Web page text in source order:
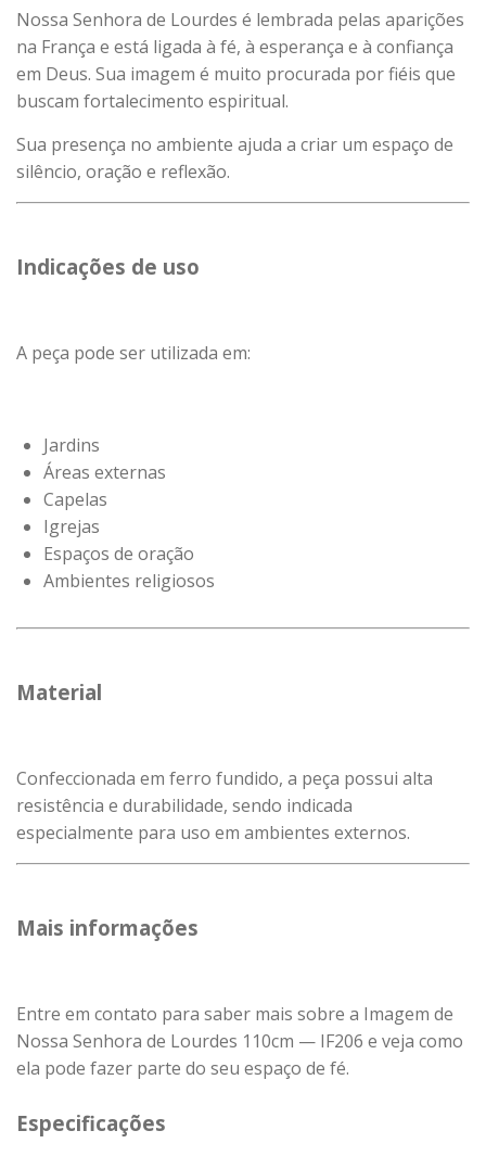
Nossa Senhora de Lourdes é lembrada pelas aparições
na França e está ligada à fé, à esperança e à confiança
em Deus. Sua imagem é muito procurada por fiéis que
buscam fortalecimento espiritual.
Sua presença no ambiente ajuda a criar um espaço de
silêncio, oração e reflexão.
Indicações de uso
A peça pode ser utilizada em:
Jardins
Áreas externas
Capelas
Igrejas
Espaços de oração
Ambientes religiosos
Material
Confeccionada em ferro fundido, a peça possui alta
resistência e durabilidade, sendo indicada
especialmente para uso em ambientes externos.
Mais informações
Entre em contato para saber mais sobre a Imagem de
Nossa Senhora de Lourdes 110cm — IF206 e veja como
ela pode fazer parte do seu espaço de fé.
Especificações